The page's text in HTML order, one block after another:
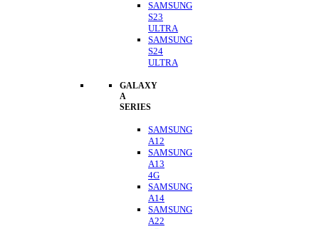
SAMSUNG
S23
ULTRA
SAMSUNG
S24
ULTRA
GALAXY
A
SERIES
SAMSUNG
A12
SAMSUNG
A13
4G
SAMSUNG
A14
SAMSUNG
A22